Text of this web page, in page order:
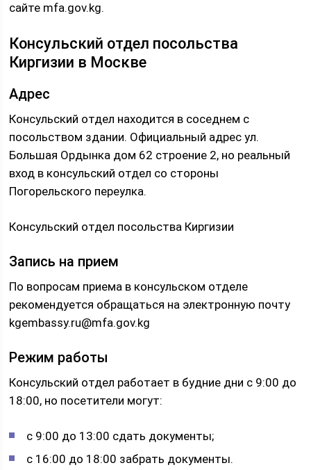
сайте mfa.gov.kg.
Консульский отдел посольства
Киргизии в Москве
Адрес
Консульский отдел находится в соседнем с
посольством здании. Официальный адрес ул.
Большая Ордынка дом 62 строение 2, но реальный
вход в консульский отдел со стороны
Погорельского переулка.
Консульский отдел посольства Киргизии
Запись на прием
По вопросам приема в консульском отделе
рекомендуется обращаться на электронную почту
kgembassy.ru@mfa.gov.kg
Режим работы
Консульский отдел работает в будние дни с 9:00 до
18:00, но посетители могут:
с 9:00 до 13:00 сдать документы;
с 16:00 до 18:00 забрать документы.